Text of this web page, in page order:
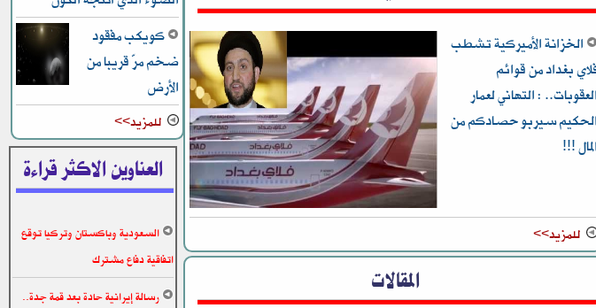
الخزانة الأميركية تشطب
بغداد من قوائم
العقوبات.. : التهاني لعمار
الحكيم سيربو حصادكم من
المال !!!
للمزيد>>
المقالات
كويكب مفقود
ضخم مرّ قريبا من
الأرض
للمزيد>>
العناوين الاكثر قراءة
السعودية وباكستان وتركيا توقع
اتفاقية دفاع مشترك
رسالة إيرانية حادة بعد قمة جدة..